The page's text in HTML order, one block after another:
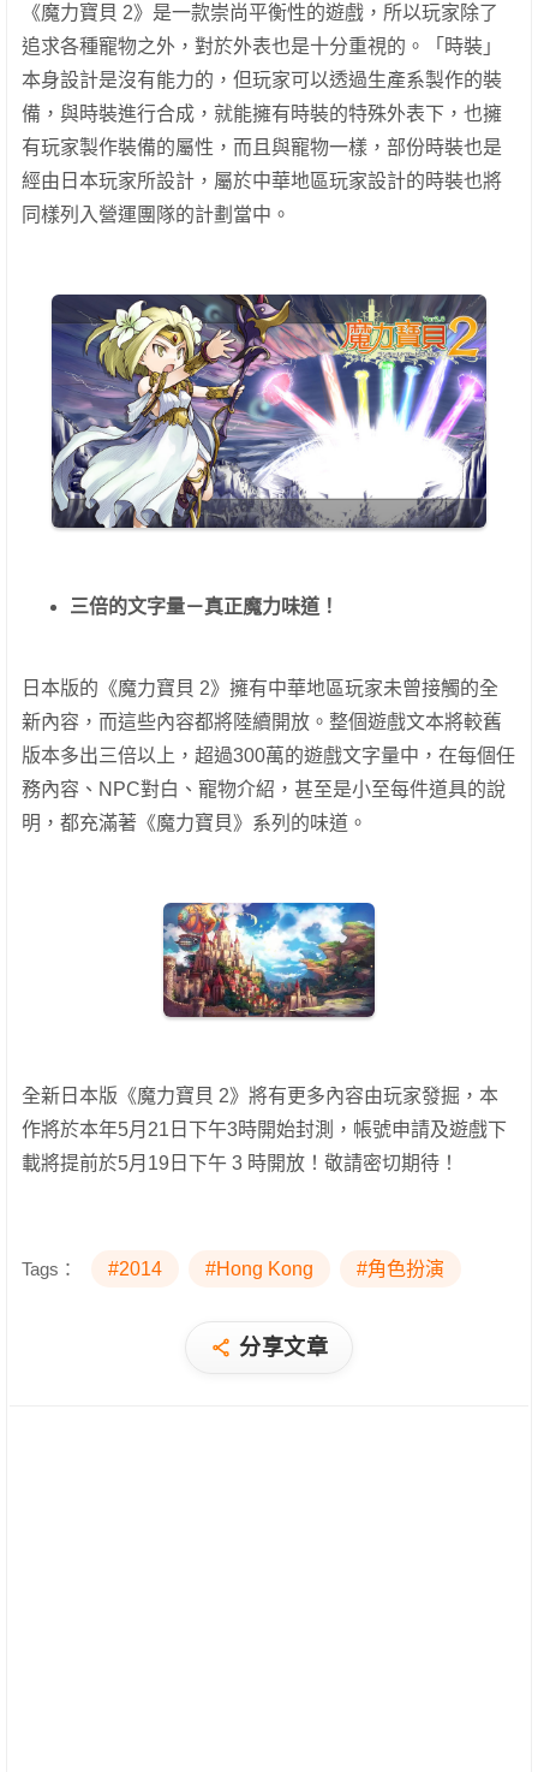
《魔力寶貝 2》是一款崇尚平衡性的遊戲，所以玩家除了
追求各種寵物之外，對於外表也是十分重視的。「時裝」
本身設計是沒有能力的，但玩家可以透過生產系製作的裝
備，與時裝進行合成，就能擁有時裝的特殊外表下，也擁
有玩家製作裝備的屬性，而且與寵物一樣，部份時裝也是
經由日本玩家所設計，屬於中華地區玩家設計的時裝也將
同樣列入營運團隊的計劃當中。
三倍的文字量－真正魔力味道！
日本版的《魔力寶貝 2》擁有中華地區玩家未曾接觸的全
新內容，而這些內容都將陸續開放。整個遊戲文本將較舊
版本多出三倍以上，超過300萬的遊戲文字量中，在每個任
務內容、NPC對白、寵物介紹，甚至是小至每件道具的說
明，都充滿著《魔力寶貝》系列的味道。
全新日本版《魔力寶貝 2》將有更多內容由玩家發掘，本
作將於本年5月21日下午3時開始封測，帳號申請及遊戲下
載將提前於5月19日下午 3 時開放！敬請密切期待！
Tags： #2014 #Hong Kong #角色扮演
分享文章